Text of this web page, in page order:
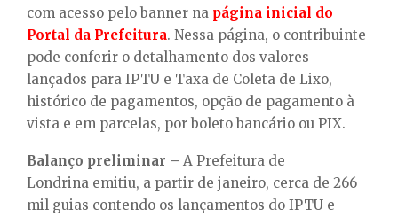
com acesso pelo banner na página inicial do
Portal da Prefeitura. Nessa página, o contribuinte
pode conferir o detalhamento dos valores
lançados para IPTU e Taxa de Coleta de Lixo,
histórico de pagamentos, opção de pagamento à
vista e em parcelas, por boleto bancário ou PIX.
Balanço preliminar – A Prefeitura de
Londrina emitiu, a partir de janeiro, cerca de 266
mil guias contendo os lançamentos do IPTU e